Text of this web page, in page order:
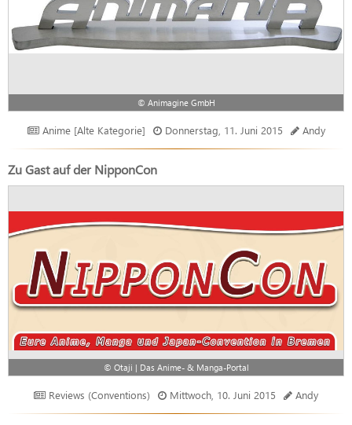
© Animagine GmbH
Anime [Alte Kategorie] Donnerstag, 11. Juni 2015 Andy
Zu Gast auf der NipponCon
© Otaji | Das Anime- & Manga-Portal
Reviews (Conventions) Mittwoch, 10. Juni 2015 Andy